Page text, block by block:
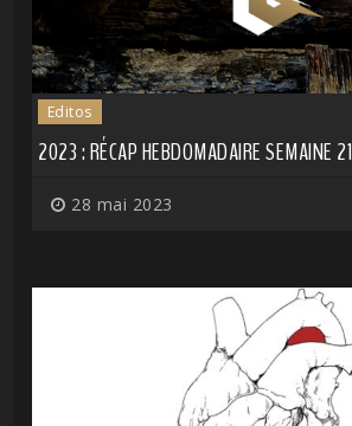
Editos
2023 : RÉCAP HEBDOMADAIRE SEMAINE 21
28 mai 2023